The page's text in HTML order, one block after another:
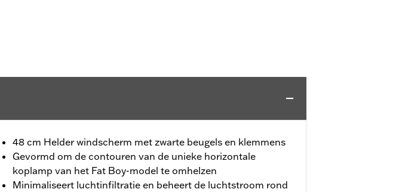
48 cm Helder windscherm met zwarte beugels en klemmens
Gevormd om de contouren van de unieke horizontale
koplamp van het Fat Boy-model te omhelzen
Minimaliseert luchtinfiltratie en beheert de luchtstroom rond